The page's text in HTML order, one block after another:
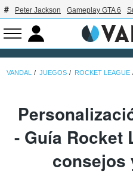
Peter Jackson Gameplay GTA 6
VANDAL JUEGOS ROCKET LEAGUE
- Guía Rocket
consejos